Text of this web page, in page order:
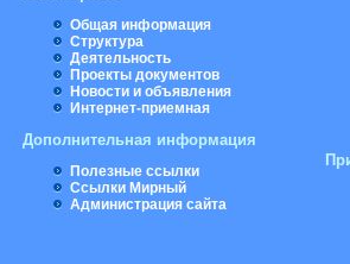
Общая информация
Структура
Деятельность
Проекты документов
Новости и объявления
Интернет-приемная
Дополнительная информация
Полезные ссылки
Ссылки Мирный
Администрация сайта